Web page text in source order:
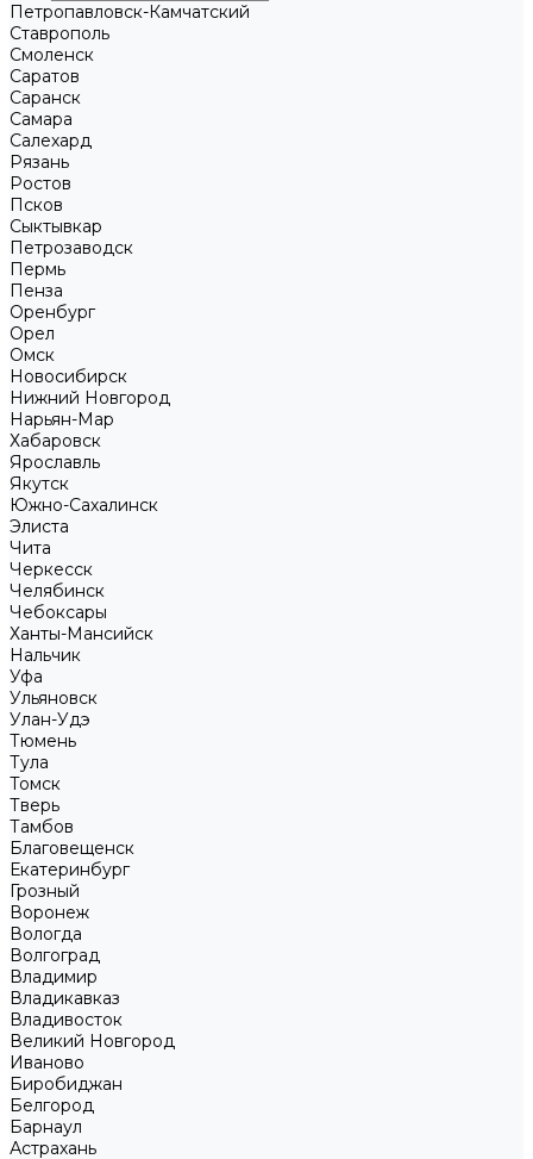
Петропавловск-Камчатский
Ставрополь
Смоленск
Саратов
Саранск
Самара
Салехард
Рязань
Ростов
Псков
Сыктывкар
Петрозаводск
Пермь
Пенза
Оренбург
Орел
Омск
Новосибирск
Нижний Новгород
Нарьян-Мар
Хабаровск
Ярославль
Якутск
Южно-Сахалинск
Элиста
Чита
Черкесск
Челябинск
Чебоксары
Ханты-Мансийск
Нальчик
Уфа
Ульяновск
Улан-Удэ
Тюмень
Тула
Томск
Тверь
Тамбов
Благовещенск
Екатеринбург
Грозный
Воронеж
Вологда
Волгоград
Владимир
Владикавказ
Владивосток
Великий Новгород
Иваново
Биробиджан
Белгород
Барнаул
Астрахань